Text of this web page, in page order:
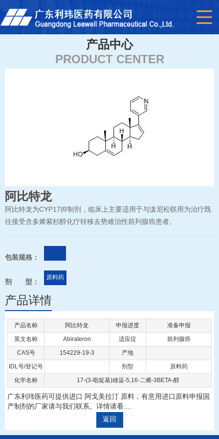
产品中心
PRODUCT CENTER
阿比特龙
阿比特龙为CYP17抑制剂，临床上主要适用于与泼尼松联用为治疗既
往接受含多烯紫杉醇化疗转移去势难治性前列腺癌患者。
包装规格：
剂 型：
原料药
产品详情
产品名称 阿比特龙 申报进度 准备申报
英文名称 Abirateron 适应症 前列腺癌
CAS号 154229-19-3 产地
IDL号/登记号 剂型 原料药
化学名称 17-(3-吡啶基)雄甾-5,16-二烯-3BETA-醇
广东利玮医药可提供进口 阿戈美拉汀 原料，有意用进口原料申报国
产制剂的厂家请与我们联系。详情请看....
返回